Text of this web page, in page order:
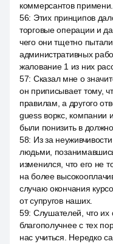
коммерсантов примени.
56: Этих принципов
торговые операции и
чего они тщетно
административных
жалование 1 из них
57: Сказал мне о
он приписывает тому,
правилам, а другого
guess воркс,
были понизить в
58: Из за
людьми,
изменился, что его не
на более
случаю окончания
от супругов наших.
59: Слушателей, что их
благополучнее с тех
нас учиться. Нередко